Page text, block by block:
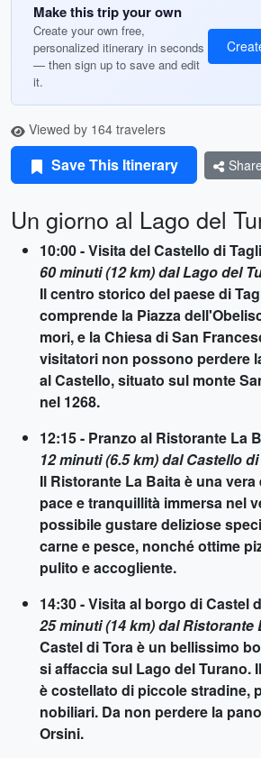
Make this trip your own
Create your own free,
personalized itinerary in seconds
— then sign up to save and edit
it.
Viewed by 164 travelers
Save This Itinerary Share
Un giorno al Lago del
10:00 - Visita del Castello di
60 minuti (12 km) dal Lago del
Il centro storico del paese di
comprende la Piazza
mori, e la Chiesa di San
visitatori non possono perdere
al Castello, situato sul monte
nel 1268.
12:15 - Pranzo al Ristorante La
12 minuti (6.5 km) dal Castello
Il Ristorante La Baita è una
pace e tranquillità immersa nel
possibile gustare deliziose
carne e pesce, nonché ottime
pulito e accogliente.
14:30 - Visita al borgo di Castel
25 minuti (14 km) dal Ristorante
Castel di Tora è un bellissimo
si affaccia sul Lago del Turano.
è costellato di piccole stradine,
nobiliari. Da non perdere la
Orsini.